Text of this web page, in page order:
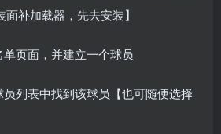
补加载器，先去安装】
页面，并建立一个球员
列表中找到该球员【也可随便选择